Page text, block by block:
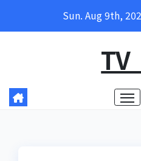
Sun. Aug 9th,